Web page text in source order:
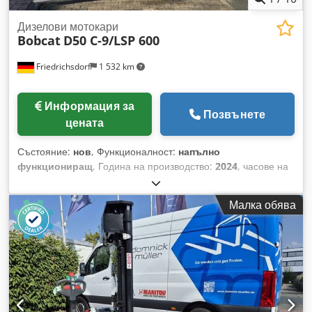
Friedrichsdorf 1 532 km
Дизелови мотокари
Bobcat D50 C-9/LSP 600
Информация за
цената
Позвънете
Състояние: нов, Функционалност: напълно
функциониращ, Година на производство: 2024, часове на
, товароносимост:
повдигане:5 025 мм, свободно повдигане:1 130 мм, тип
гориво: дизел, тип мачта: триплекс, строителна височина:
2 470 мм, мощност: 55 kW (74,78 к.с.), ширина на
виличната рамка:1 300 мм, дължина на вилиците:1 200
мм, тегло без товар:6 930 кг, обща дължина: 3 300 мм , тип
задвижване:Diesel, строителна ширина:1 455 мм, Дизелов
мотокар Точка на товарния център: 600 мм Dkodpfjyldtqex
Akpor Ширина на вилиците: 150 мм Дебелина на вилиците:
Малка обява